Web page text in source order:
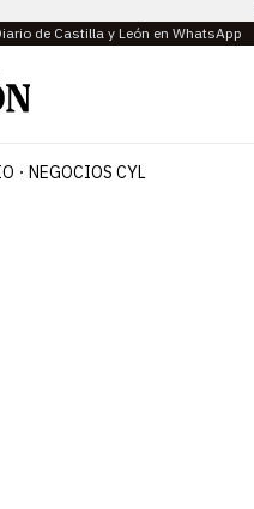
de Castilla y León en WhatsApp
NEGOCIOS CYL